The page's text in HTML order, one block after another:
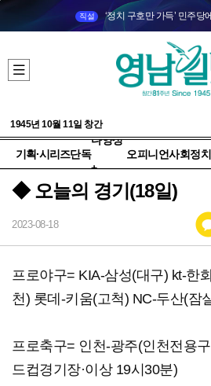
직설 ‘정치 구호만 가득’ 민주당
1945년 10월 11일 창간
기획·시리즈단독
다양성
+
오피니언사회정치
◆ 오늘의 경기(18일)
2023-08-18
프로야구= KIA-삼성(대구) kt-한
천) 롯데-키움(고척) NC-두산(잠
프로축구= 인천-광주(인천전용
드컵경기장·이상 19시30분)